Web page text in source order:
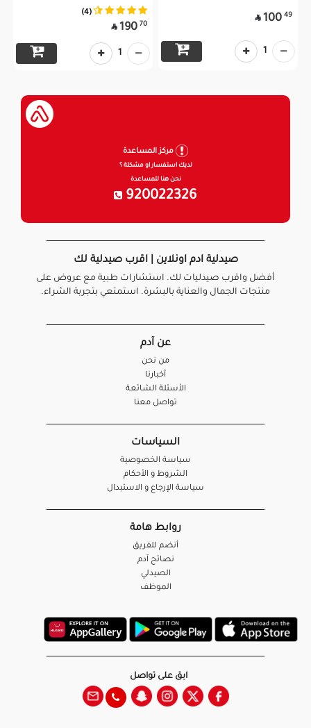
49
100

1
(4)
70
190

1
مركز المساعدة
لديك استفسار او مشكلة ؟
نحن هنا للمساعدة
920022326
صيدلية ادم اونلاين | اقرب صيدلية لك
أفضل واقرب صيدليات لك. استشارات طبية مع عروض على
منتجات الجمال والعناية بالبشرة. استمتعي بتجربة الشراء.
عن آدم
من نحن
أخبارنا
الأسئلة الشائعة
تواصل معنا
السياسات
سياسة الخصوصية
الشروط و الأحكام
سياسة الإرجاع و الاستبدال
روابط هامة
أنضم للفريق
نصائح آدم
الصيدلي
الموظف
ابق على تواصل